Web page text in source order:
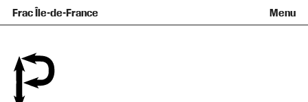
Frac Île-de-France Menu
Qu’est-ce qu’un Frac ?
Prêts d’œuvres
Informations pratiques
Venir au Frac
Familles et enfants
Groupes
Espaces de pratique libre
Accessibilité
+Aa-